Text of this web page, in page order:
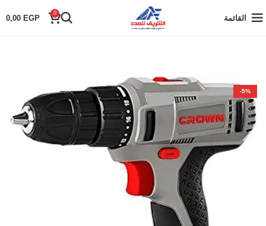
القائمة
0
0,00 EGP
-5%